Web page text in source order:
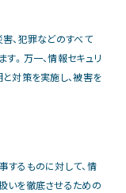
、犯罪などのすべて
。万⼀、情報セキュリ
対策を実施し、被害を
するものに対して、情
いを徹底させるための